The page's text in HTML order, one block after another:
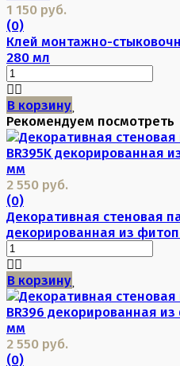
1 150 руб.
(0)
Клей монтажно-
280 мл
В корзину
Рекомендуем посмотреть
2 550 руб.
(0)
Декоративная стеновая
декорированная из
В корзину
2 550 руб.
(0)